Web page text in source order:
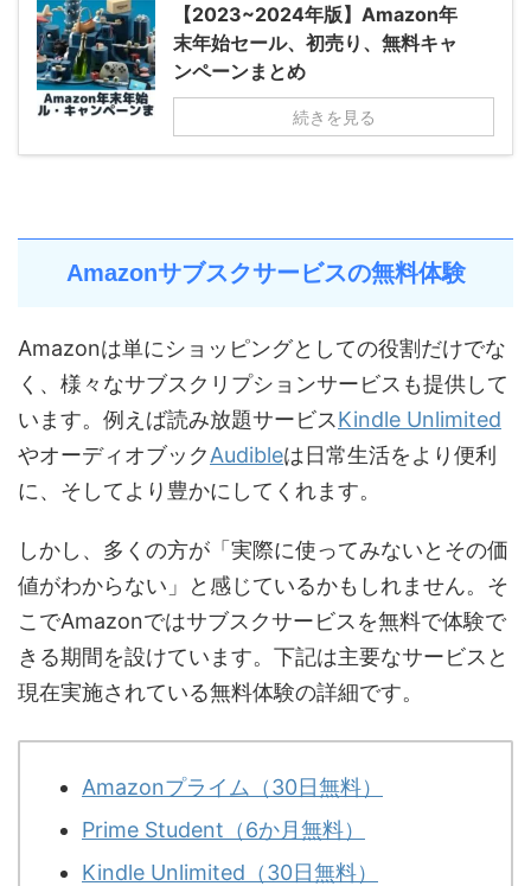
【2023~2024年版】Amazon年
末年始セール、初売り、無料キャ
ンペーンまとめ
続きを見る
Amazonサブスクサービスの無料体験
Amazonは単にショッピングとしての役割だけでな
く、様々なサブスクリプションサービスも提供して
います。例えば読み放題サービスKindle Unlimited
やオーディオブックAudibleは日常生活をより便利
に、そしてより豊かにしてくれます。
しかし、多くの方が「実際に使ってみないとその価
値がわからない」と感じているかもしれません。そ
こでAmazonではサブスクサービスを無料で体験で
きる期間を設けています。下記は主要なサービスと
現在実施されている無料体験の詳細です。
Amazonプライム（30日無料）
Prime Student（6か月無料）
Kindle Unlimited（30日無料）